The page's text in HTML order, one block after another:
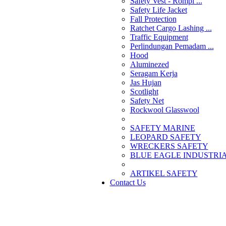
Safety Life Jacket
Fall Protection
Ratchet Cargo Lashing ...
Traffic Equipment
Perlindungan Pemadam ...
Hood
Aluminezed
Seragam Kerja
Jas Hujan
Scotlight
Safety Net
Rockwool Glasswool
SAFETY MARINE
LEOPARD SAFETY
WRECKERS SAFETY
BLUE EAGLE
­ARTIKEL SAFETY
Contact Us